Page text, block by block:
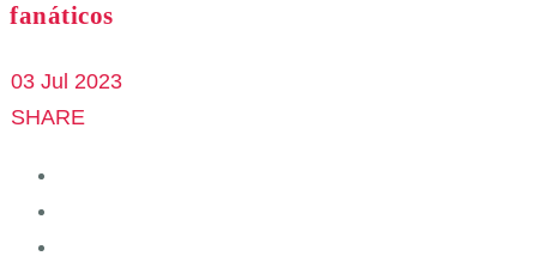
fanáticos
03 Jul 2023
SHARE